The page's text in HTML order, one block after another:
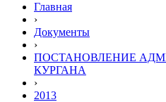
Главная
›
Документы
›
ПОСТАНОВЛЕНИЕ
КУРГАНА
›
2013